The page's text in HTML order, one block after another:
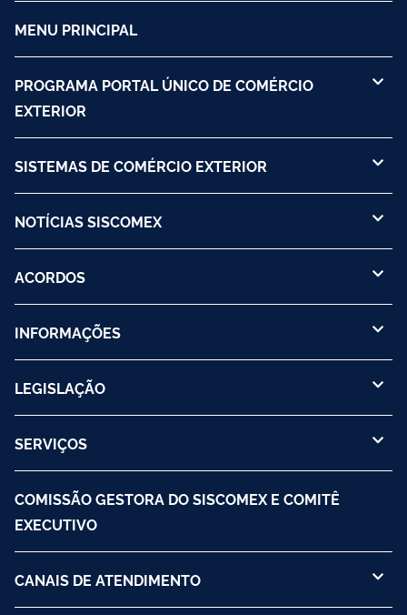
MENU PRINCIPAL
PROGRAMA PORTAL ÚNICO DE COMÉRCIO
EXTERIOR
SISTEMAS DE COMÉRCIO EXTERIOR
NOTÍCIAS SISCOMEX
ACORDOS
INFORMAÇÕES
LEGISLAÇÃO
SERVIÇOS
COMISSÃO GESTORA DO SISCOMEX E COMITÊ
EXECUTIVO
CANAIS DE ATENDIMENTO